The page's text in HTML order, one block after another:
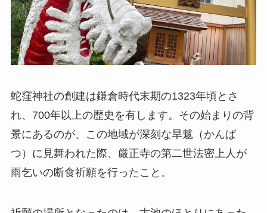
蛇窪神社の創建は鎌倉時代末期の1323年頃とさ
れ、700年以上の歴史を有します。その始まりの背
景にあるのが、この地域が深刻な旱魃（かんば
つ）に見舞われた際、厳正寺の第二世法密上人が
雨乞いの断食祈願を行ったこと。